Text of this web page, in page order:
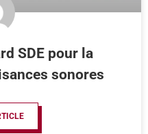
SDE pour la
sonores